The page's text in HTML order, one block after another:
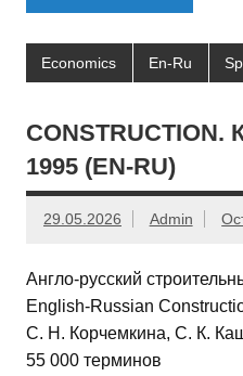
Economics En-Ru
1995 (EN-RU)
29.05.2026 Admin
Англо-русский
English-Russian
С. Н. Корчемкина, С. К.
55 000 терминов